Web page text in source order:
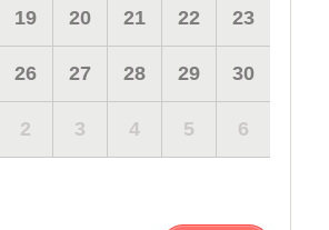
19 20 21 22 23
26 27 28 29 30
2 3 4 5 6